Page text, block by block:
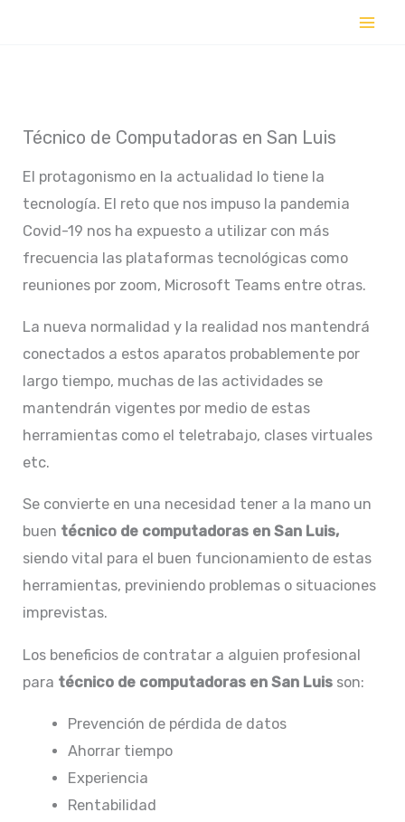
Técnico de Computadoras en San Luis
El protagonismo en la actualidad lo tiene la
tecnología. El reto que nos impuso la pandemia
Covid-19 nos ha expuesto a utilizar con más
frecuencia las plataformas tecnológicas como
reuniones por zoom, Microsoft Teams entre otras.
La nueva normalidad y la realidad nos mantendrá
conectados a estos aparatos probablemente por
largo tiempo, muchas de las actividades se
mantendrán vigentes por medio de estas
herramientas como el teletrabajo, clases virtuales
etc.
Se convierte en una necesidad tener a la mano un
buen técnico de computadoras en San Luis,
siendo vital para el buen funcionamiento de estas
herramientas, previniendo problemas o situaciones
imprevistas.
Los beneficios de contratar a alguien profesional
para técnico de computadoras en San Luis son:
Prevención de pérdida de datos
Ahorrar tiempo
Experiencia
Rentabilidad